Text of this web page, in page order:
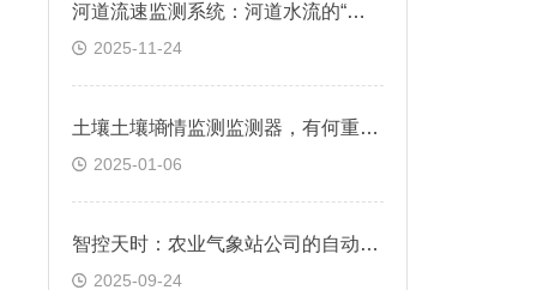
河道流速监测系统：河道水流的“速度追踪器”
2025-11-24
土壤土壤墒情监测监测器，有何重要作用？
2025-01-06
智控天时：农业气象站公司的自动化革命
2025-09-24